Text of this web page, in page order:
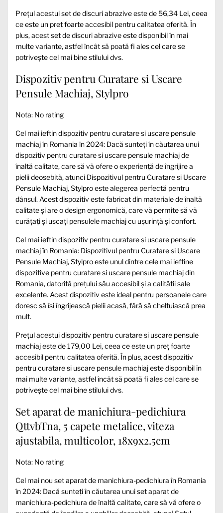
Prețul acestui set de discuri abrazive este de 56,34 Lei, ceea
ce este un preț foarte accesibil pentru calitatea oferită. În
plus, acest set de discuri abrazive este disponibil în mai
multe variante, astfel încât să poată fi ales cel care se
potrivește cel mai bine stilului dvs.
Dispozitiv pentru Curatare si Uscare
Pensule Machiaj, Stylpro
Nota: No rating
Cel mai ieftin dispozitiv pentru curatare si uscare pensule
machiaj în Romania în 2024: Dacă sunteți în căutarea unui
dispozitiv pentru curatare si uscare pensule machiaj de
înaltă calitate, care să vă ofere o experiență de îngrijire a
pielii deosebită, atunci Dispozitivul pentru Curatare si Uscare
Pensule Machiaj, Stylpro este alegerea perfectă pentru
dânsul. Acest dispozitiv este fabricat din materiale de înaltă
calitate și are o design ergonomică, care vă permite să vă
curățați și uscați pensulele machiaj cu ușurință și confort.
Cel mai ieftin dispozitiv pentru curatare si uscare pensule
machiaj în Romania: Dispozitivul pentru Curatare si Uscare
Pensule Machiaj, Stylpro este unul dintre cele mai ieftine
dispozitive pentru curatare si uscare pensule machiaj din
Romania, datorită prețului său accesibil și a calității sale
excelente. Acest dispozitiv este ideal pentru persoanele care
doresc să își îngrijească pielii acasă, fără să cheltuiască prea
mult.
Prețul acestui dispozitiv pentru curatare si uscare pensule
machiaj este de 179,00 Lei, ceea ce este un preț foarte
accesibil pentru calitatea oferită. În plus, acest dispozitiv
pentru curatare si uscare pensule machiaj este disponibil în
mai multe variante, astfel încât să poată fi ales cel care se
potrivește cel mai bine stilului dvs.
Set aparat de manichiura-pedichiura
QttvbTna, 5 capete metalice, viteza
ajustabila, multicolor, 18x9x2.5cm
Nota: No rating
Cel mai nou set aparat de manichiura-pedichiura în Romania
în 2024: Dacă sunteți în căutarea unui set aparat de
manichiura-pedichiura de înaltă calitate, care să vă ofere o